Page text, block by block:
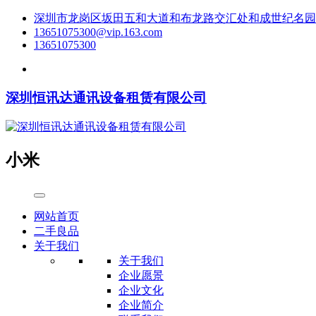
深圳市龙岗区坂田五和大道和布龙路交汇处和成世纪名
13651075300@vip.163.com
13651075300
深圳恒讯达通讯设备租赁有限公司
小米
网站首页
二手良品
关于我们
关于我们
企业愿景
企业文化
企业简介